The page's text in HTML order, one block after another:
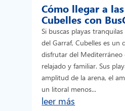
Cómo llegar a
Cubelles con
Si buscas playas
del Garraf, Cubelles es un
disfrutar del
relajado y familiar. Sus
amplitud de la arena, el
un litoral menos...
leer más